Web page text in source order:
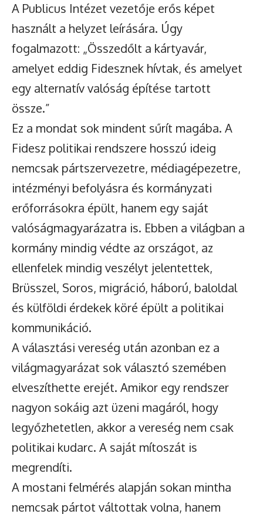
A Publicus Intézet vezetője erős képet
használt a helyzet leírására. Úgy
fogalmazott: „Összedőlt a kártyavár,
amelyet eddig Fidesznek hívtak, és amelyet
egy alternatív valóság építése tartott
össze.”
Ez a mondat sok mindent sűrít magába. A
Fidesz politikai rendszere hosszú ideig
nemcsak pártszervezetre, médiagépezetre,
intézményi befolyásra és kormányzati
erőforrásokra épült, hanem egy saját
valóságmagyarázatra is. Ebben a világban a
kormány mindig védte az országot, az
ellenfelek mindig veszélyt jelentettek,
Brüsszel, Soros, migráció, háború, baloldal
és külföldi érdekek köré épült a politikai
kommunikáció.
A választási vereség után azonban ez a
világmagyarázat sok választó szemében
elveszíthette erejét. Amikor egy rendszer
nagyon sokáig azt üzeni magáról, hogy
legyőzhetetlen, akkor a vereség nem csak
politikai kudarc. A saját mítoszát is
megrendíti.
A mostani felmérés alapján sokan mintha
nemcsak pártot váltottak volna, hanem